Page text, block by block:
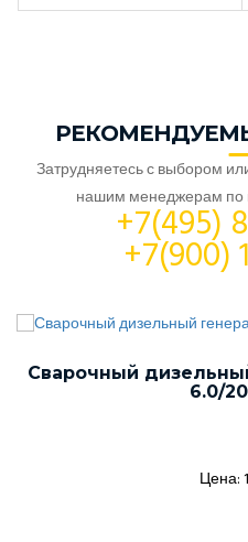
Затрудняетесь с выбором
нашим менеджерам по
+7(495)
+7(900)
Сварочный
6.0/
Цена: